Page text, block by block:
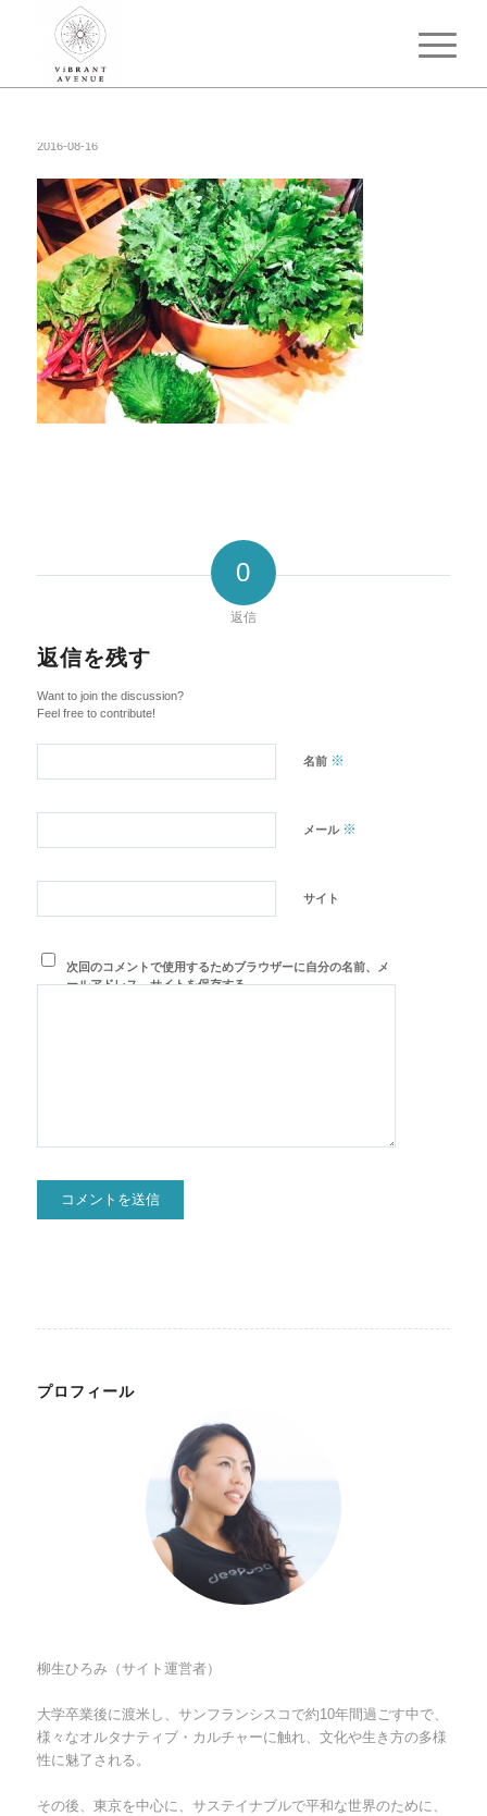
2016-08-16
0
返信
返信を残す
Want to join the discussion?
Feel free to contribute!
名前 ※
メール ※
サイト
次回のコメントで使用するためブラウザーに自分の名前、メ
ールアドレス、サイトを保存する。
プロフィール
柳生ひろみ（サイト運営者）
大学卒業後に渡米し、サンフランシスコで約10年間過ごす中で、
様々なオルタナティブ・カルチャーに触れ、文化や生き方の多様
性に魅了される。
その後、東京を中心に、サステイナブルで平和な世界のために、